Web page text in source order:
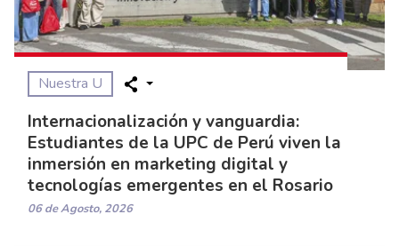
Nuestra U
Internacionalización y vanguardia:
Estudiantes de la UPC de Perú viven la
inmersión en marketing digital y
tecnologías emergentes en el Rosario
06 de Agosto, 2026